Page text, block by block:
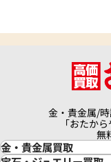
金・貴金属/
「おたか
無
金・貴金属買取